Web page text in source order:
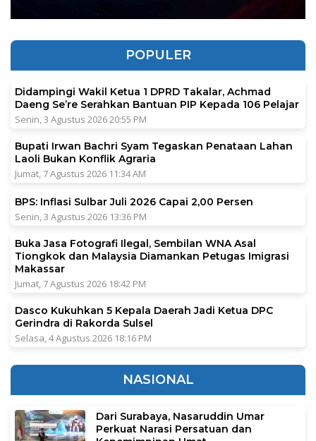
POPULER
Didampingi Wakil Ketua 1 DPRD Takalar, Achmad
Daeng Se’re Serahkan Bantuan PIP Kepada 106 Pelajar
Senin, 3 Agustus 2026 20:55 PM
Bupati Irwan Bachri Syam Tegaskan Penataan Lahan
Laoli Bukan Konflik Agraria
Jumat, 7 Agustus 2026 11:34 AM
BPS: Inflasi Sulbar Juli 2026 Capai 2,00 Persen
Senin, 3 Agustus 2026 13:36 PM
Buka Jasa Fotografi Ilegal, Sembilan WNA Asal
Tiongkok dan Malaysia Diamankan Petugas Imigrasi
Makassar
Jumat, 7 Agustus 2026 18:42 PM
Dasco Kukuhkan 5 Kepala Daerah Jadi Ketua DPC
Gerindra di Rakorda Sulsel
Selasa, 4 Agustus 2026 18:16 PM
NASIONAL
Dari Surabaya, Nasaruddin Umar
Perkuat Narasi Persatuan dan